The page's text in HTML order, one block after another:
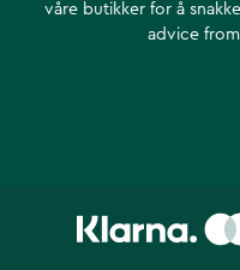
våre butikker for å
advice